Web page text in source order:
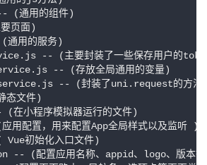
(通用的组件)
页面)
用的服务)
-- (主要封装了一些保存用户的
-- (存放全局通用的变量)
-- (封装了uni.request的方法
文件)
小程序模拟器运行的文件)
配置，用来配置App全局样式以及监听 )
初始化入口文件)
(配置应用名称、appid、logo、版本等